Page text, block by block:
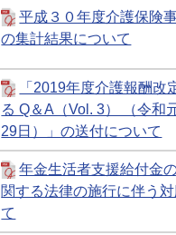
平成３０年度介護保険
の集計結果について
「2019年度介護報酬改
る Q＆A（Vol. 3） （令和
29日）」の送付について
年金生活者支援給付金
関する法律の施行に伴う
て